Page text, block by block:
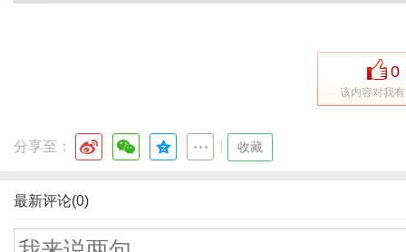
0
该内容对我
分享至： 收藏
最新评论(0)